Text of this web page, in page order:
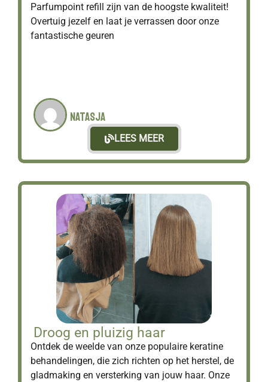
Parfumpoint refill zijn van de hoogste kwaliteit!
Overtuig jezelf en laat je verrassen door onze
fantastische geuren
Natasja
LEES MEER
Droog en pluizig haar
Ontdek de weelde van onze populaire keratine
behandelingen, die zich richten op het herstel, de
gladmaking en versterking van jouw haar. Onze